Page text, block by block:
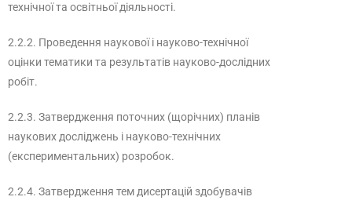
технічної та освітньої діяльності.
2.2.2. Проведення наукової і науково-технічної
оцінки тематики та результатів науково-дослідних
робіт.
2.2.3. Затвердження поточних (щорічних) планів
наукових досліджень і науково-технічних
(експериментальних) розробок.
2.2.4. Затвердження тем дисертацій здобувачів